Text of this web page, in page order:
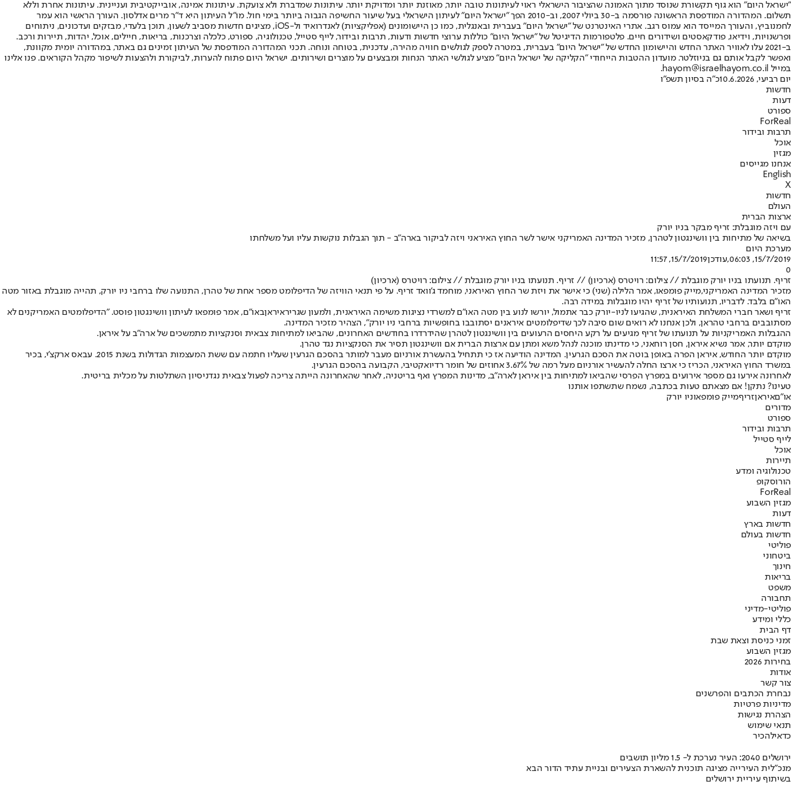
"ישראל היום" הוא גוף תקשורת שנוסד מתוך האמונה שהציבור הישראלי ראוי לעיתונות טובה יותר, מאוזנת יותר ומדויקת יותר. עיתונות שמדברת ולא צועקת. עיתונות אמינה, אובייקטיבית ועניינית. עיתונות אחרת וללא
תשלום. המהדורה המודפסת הראשונה פורסמה ב-30 ביולי 2007, וב-2010 הפך "ישראל היום" לעיתון הישראלי בעל שיעור החשיפה הגבוה ביותר בימי חול. מו"ל העיתון היא ד"ר מרים אדלסון. העורך הראשי הוא עמר
לחמנוביץ, והעורך המייסד הוא עמוס רגב. אתרי האינטרנט של "ישראל היום" בעברית ובאנגלית, כמו כן היישומונים (אפליקציות) לאנדרואיד ול-iOS, מציגים חדשות מסביב לשעון, תוכן בלעדי, מבזקים ועדכונים, ניתוחים
ופרשנויות, וידיאו, פודקאסטים ושידורים חיים. פלטפורמות הדיגיטל של "ישראל היום" כוללות ערוצי חדשות ודעות, תרבות ובידור, לייף סטייל, טכנולוגיה, ספורט, כלכלה וצרכנות, בריאות, חיילים, אוכל, יהדות, תיירות ורכב.
ב-2021 עלו לאוויר האתר החדש והיישומון החדש של "ישראל היום" בעברית, במטרה לספק לגולשים חוויה מהירה, עדכנית, בטוחה ונוחה. תכני המהדורה המודפסת של העיתון זמינים גם באתר, במהדורה יומית מקוונת,
ואפשר לקבל אותם גם בניוזלטר. מועדון ההטבות הייחודי "הקליקה של ישראל היום" מציע לגולשי האתר הנחות ומבצעים על מוצרים ושירותים. ישראל היום פתוח להערות, לביקורת ולהצעות לשיפור מקהל הקוראים. פנו אלינו
במייל hayom@israelhayom.co.il.
יום רביעי, 10.6.2026
כ"ה בסיון תשפ"ו
חדשות
דעות
ספורט
ForReal
תרבות ובידור
אוכל
מגזין
אנחנו מגייסים
English
X
חדשות
העולם
ארצות הברית
עם ויזה מוגבלת: זריף מבקר בניו יורק
בשיאה של מתיחות בין וושינגטון לטהרן, מזכיר המדינה האמריקני אישר לשר החוץ האיראני ויזה לביקור בארה"ב - תוך הגבלות נוקשות עליו ועל משלחתו
מערכת היום
15/7/2019, 06:03
,עודכן15/7/2019, 11:57
0
זריף. תנועתו בניו יורק מוגבלת // צילום: רויטרס (ארכיון) // זריף. תנועתו בניו יורק מוגבלת // צילום: רויטרס (ארכיון)
מזכיר המדינה האמריקני,מייק פומפאו, אמר הלילה (שני) כי אישר את ויזת שר החוץ האיראני, מוחמד ג'וואד זריף. על פי תנאי הוויזה של הדיפלומט מספר אחת של טהרן, התנועה שלו ברחבי ניו יורק, תהייה מוגבלת באזור מטה
האו"ם בלבד. לדבריו, תנועותיו של זריף יהיו מוגבלות במידה רבה.
זריף ושאר חברי המשלחת האיראנית, שהגיעו לניו-יורק כבר אתמול, יורשו לנוע בין מטה האו"ם למשרדי נציגות משימה האיראנית, ולמעון שגריראיראןבאו"ם, אמר פומפאו לעיתון וושינגטון פוסט. "הדיפלומטים האמריקנים לא
מסתובבים ברחבי טהראן, ולכן אנחנו לא רואים שום סיבה לכך שדיפלומטים איראנים יסתובבו בחופשיות ברחבי ניו יורק", הצהיר מזכיר המדינה.
ההגבלות האמריקניות על תנועתו של זריף מגיעים על רקע היחסים הרעועים בין וושינגטון לטהרן שהידרדרו בחודשים האחרונים, שהביאו למתיחות צבאית וסנקציות מתמשכים של ארה"ב על איראן.
מוקדם יותר, אמר נשיא איראן, חסן רוחאני, כי מדינתו מוכנה לנהל משא ומתן עם ארצות הברית אם וושינגטון תסיר את הסנקציות נגד טהרן.
מוקדם יותר החודש, איראן הפרה באופן בוטה את הסכם הגרעין. המדינה הודיעה אז כי תתחיל בהעשרת אורניום מעבר למותר בהסכם הגרעין שעליו חתמה עם ששת המעצמות הגדולות בשנת 2015. עבאס ארקצ'י, בכיר
במשרד החוץ האיראני, הכריז כי ארצו החלה להעשיר אורניום מעל רמה של 3.67% אחוזים של חומר רדיואקטיבי, הקבועה בהסכם הגרעין.
לאחרונה אירעו גם מספר אירועים במפרץ הפרסי שהביאו למתיחות בין איראן לארה"ב, מדינות המפרץ ואף בריטניה, לאחר שהאחרונה הייתה צריכה לפעול צבאית נגדניסיון השתלטות על מכלית בריטית.
טעינו? נתקן! אם מצאתם טעות בכתבה, נשמח שתשתפו אותנו
או"םאיראןזריףמייק פומפאוניו יורק
מדורים
ספורט
תרבות ובידור
לייף סטייל
אוכל
תיירות
טכנולוגיה ומדע
הורוסקופ
ForReal
מגזין השבוע
דעות
חדשות בארץ
חדשות בעולם
פוליטי
ביטחוני
חינוך
בריאות
משפט
תחבורה
פוליטי-מדיני
כללי ומידע
דף הבית
זמני כניסת וצאת שבת
מגזין השבוע
בחירות 2026
אודות
צור קשר
נבחרת הכתבים והפרשנים
מדיניות פרטיות
הצהרת נגישות
תנאי שימוש
כדאילהכיר
ירושלים 2040: העיר נערכת ל- 1.5 מליון תושבים
מנכ"לית העירייה מציגה תוכנית להשארת הצעירים ובניית עתיד הדור הבא
בשיתוף עיריית ירושלים